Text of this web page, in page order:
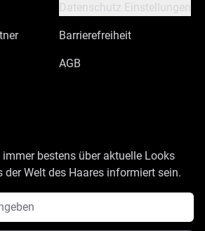
Datenschutz Einstellungen
Barrierefreiheit
AGB
bestens über aktuelle Looks
der Welt des Haares informiert sein.